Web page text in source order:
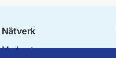
Nätverk
Moderata